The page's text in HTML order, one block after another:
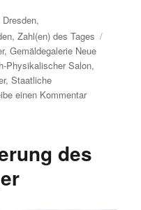
Kategorien
Dresden,
,Zahl(en) des Tages
,Gemäldegalerie Neue
Physikalischer Salon,
,Staatliche
einen Kommentarzu
des